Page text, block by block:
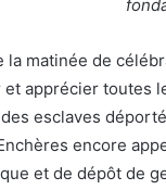
matinée de
apprécier toutes
esclaves
encore
et de dépôt de